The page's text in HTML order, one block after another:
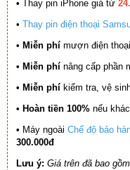
• Thay pin iPhone giá từ
• Thay pin điện thoại
• Miễn phí mượn điện thoại
• Miễn phí nâng cấp phần
• Miễn phí kiểm tra, vệ
• Hoàn tiền 100% nếu
• Máy ngoài Chế độ bảo
300.000đ
Lưu ý: Giá trên đã bao